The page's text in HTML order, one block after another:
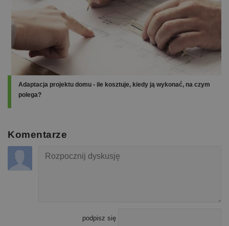
Adaptacja projektu domu - ile kosztuje, kiedy ją wykonać, na czym
polega?
Komentarze
podpisz się